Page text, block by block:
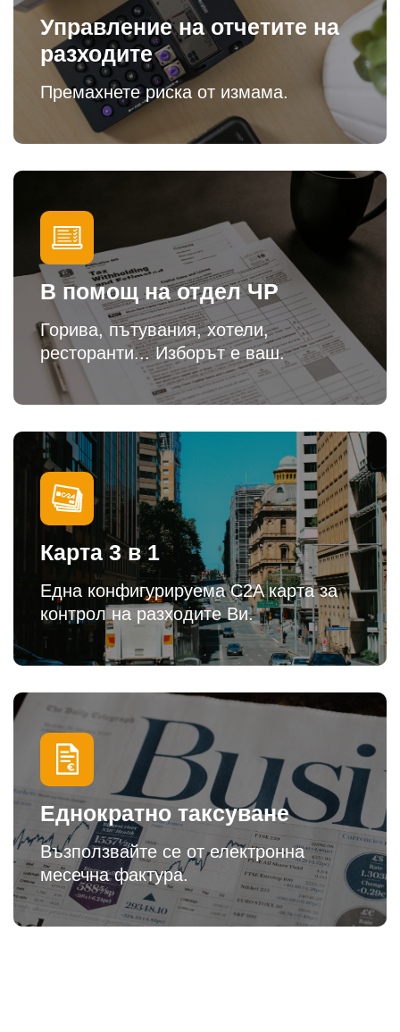
Управление на отчетите на
разходите
Премахнете риска от измама.
В помощ на отдел ЧР
Горива, пътувания, хотели,
ресторанти... Изборът е ваш.
Карта 3 в 1
Една конфигурируема C2A карта за
контрол на разходите Ви.
Еднократно таксуване
Възползвайте се от електронна
месечна фактура.